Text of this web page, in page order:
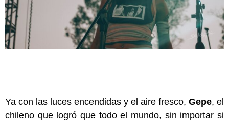
Ya con las luces encendidas y el aire fresco, Gepe, el
chileno que logró que todo el mundo, sin importar si